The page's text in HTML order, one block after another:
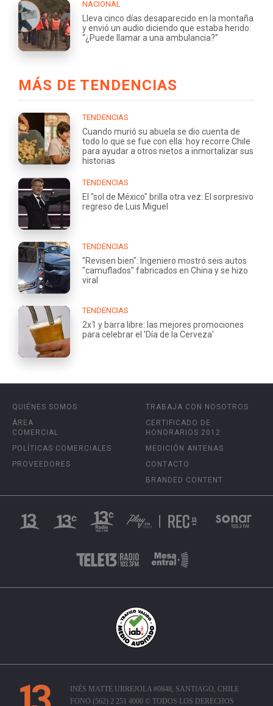
NACIONAL
Lleva cinco días desaparecido en la montaña
y envió un audio diciendo que estaba herido:
“¿Puede llamar a una ambulancia?”
MÁS DE TENDENCIAS
TENDENCIAS
Cuando murió su abuela se dio cuenta de
todo lo que se fue con ella: hoy recorre Chile
para ayudar a otros nietos a inmortalizar sus
historias
TENDENCIAS
El "sol de México" brilla otra vez: El sorpresivo
regreso de Luis Miguel
TENDENCIAS
"Revisen bien": Ingeniero mostró seis autos
"camuflados" fabricados en China y se hizo
viral
TENDENCIAS
2x1 y barra libre: las mejores promociones
para celebrar el 'Día de la Cerveza'
QUIÉNES SOMOS
ÁREA
COMERCIAL
POLÍTICAS COMERCIALES
PROVEEDORES
TRABAJA CON NOSOTROS
CERTIFICADO DE
HONORARIOS 2012
MEDICIÓN ANTENAS
CONTACTO
BRANDED CONTENT
INÉS MATTE URREJOLA #0848, SANTIAGO, CHILE
FONO (562) 2 251 4000 © TODOS LOS DERECHOS